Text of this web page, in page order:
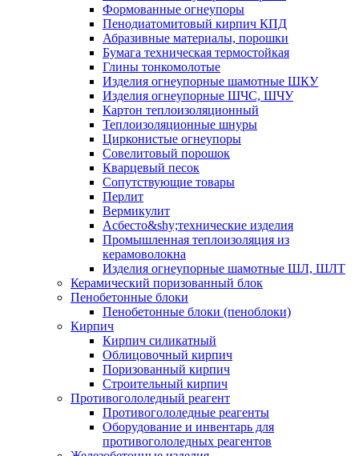
Формованные огнеупоры
Пенодиатомитовый кирпич КПД
Абразивные материалы, порошки
Бумага техническая термостойкая
Глины тонкомолотые
Изделия огнеупорные шамотные ШКУ
Изделия огнеупорные ШЧС, ШЧУ
Картон теплоизоляционный
Теплоизоляционные шнуры
Цирконистые огнеупоры
Совелитовый порошок
Кварцевый песок
Сопутствующие товары
Перлит
Вермикулит
Асбесто&shy;технические изделия
Промышленная теплоизоляция из
керамоволокна
Изделия огнеупорные шамотные ШЛ, ШЛТ
Керамический поризованный блок
Пенобетонные блоки
Пенобетонные блоки (пеноблоки)
Кирпич
Кирпич силикатный
Облицовочный кирпич
Поризованный кирпич
Строительный кирпич
Противогололедный реагент
Противогололедные реагенты
Оборудование и инвентарь для
противогололедных реагентов